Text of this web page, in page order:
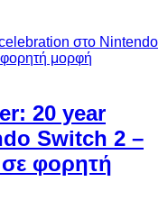
20 year
Switch 2 –
φορητή